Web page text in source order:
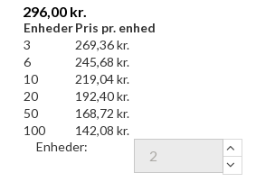
Pris
296,00 kr.
EnhederPris pr. enhed
3
269,36 kr.
6
245,68 kr.
10
219,04 kr.
20
192,40 kr.
50
168,72 kr.
100
142,08 kr.
Enheder: